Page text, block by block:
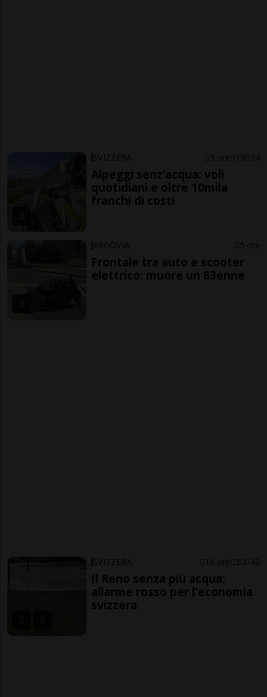
SVIZZERA 5 ore 19 34
Alpeggi senz’acqua: voli
quotidiani e oltre 10mila
franchi di costi
ARGOVIA 5 ore
Frontale tra auto e scooter
elettrico: muore un 83enne
SVIZZERA 16 ore 20 42
Il Reno senza più acqua:
allarme rosso per l'economia
svizzera